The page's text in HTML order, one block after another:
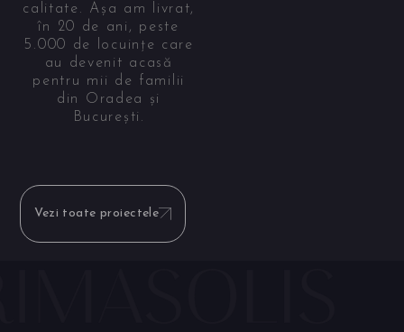
calitate. Așa am livrat,
în 20 de ani, peste
5.000 de locuințe care
au devenit acasă
pentru mii de familii
din Oradea și
București.
Vezi toate proiectele